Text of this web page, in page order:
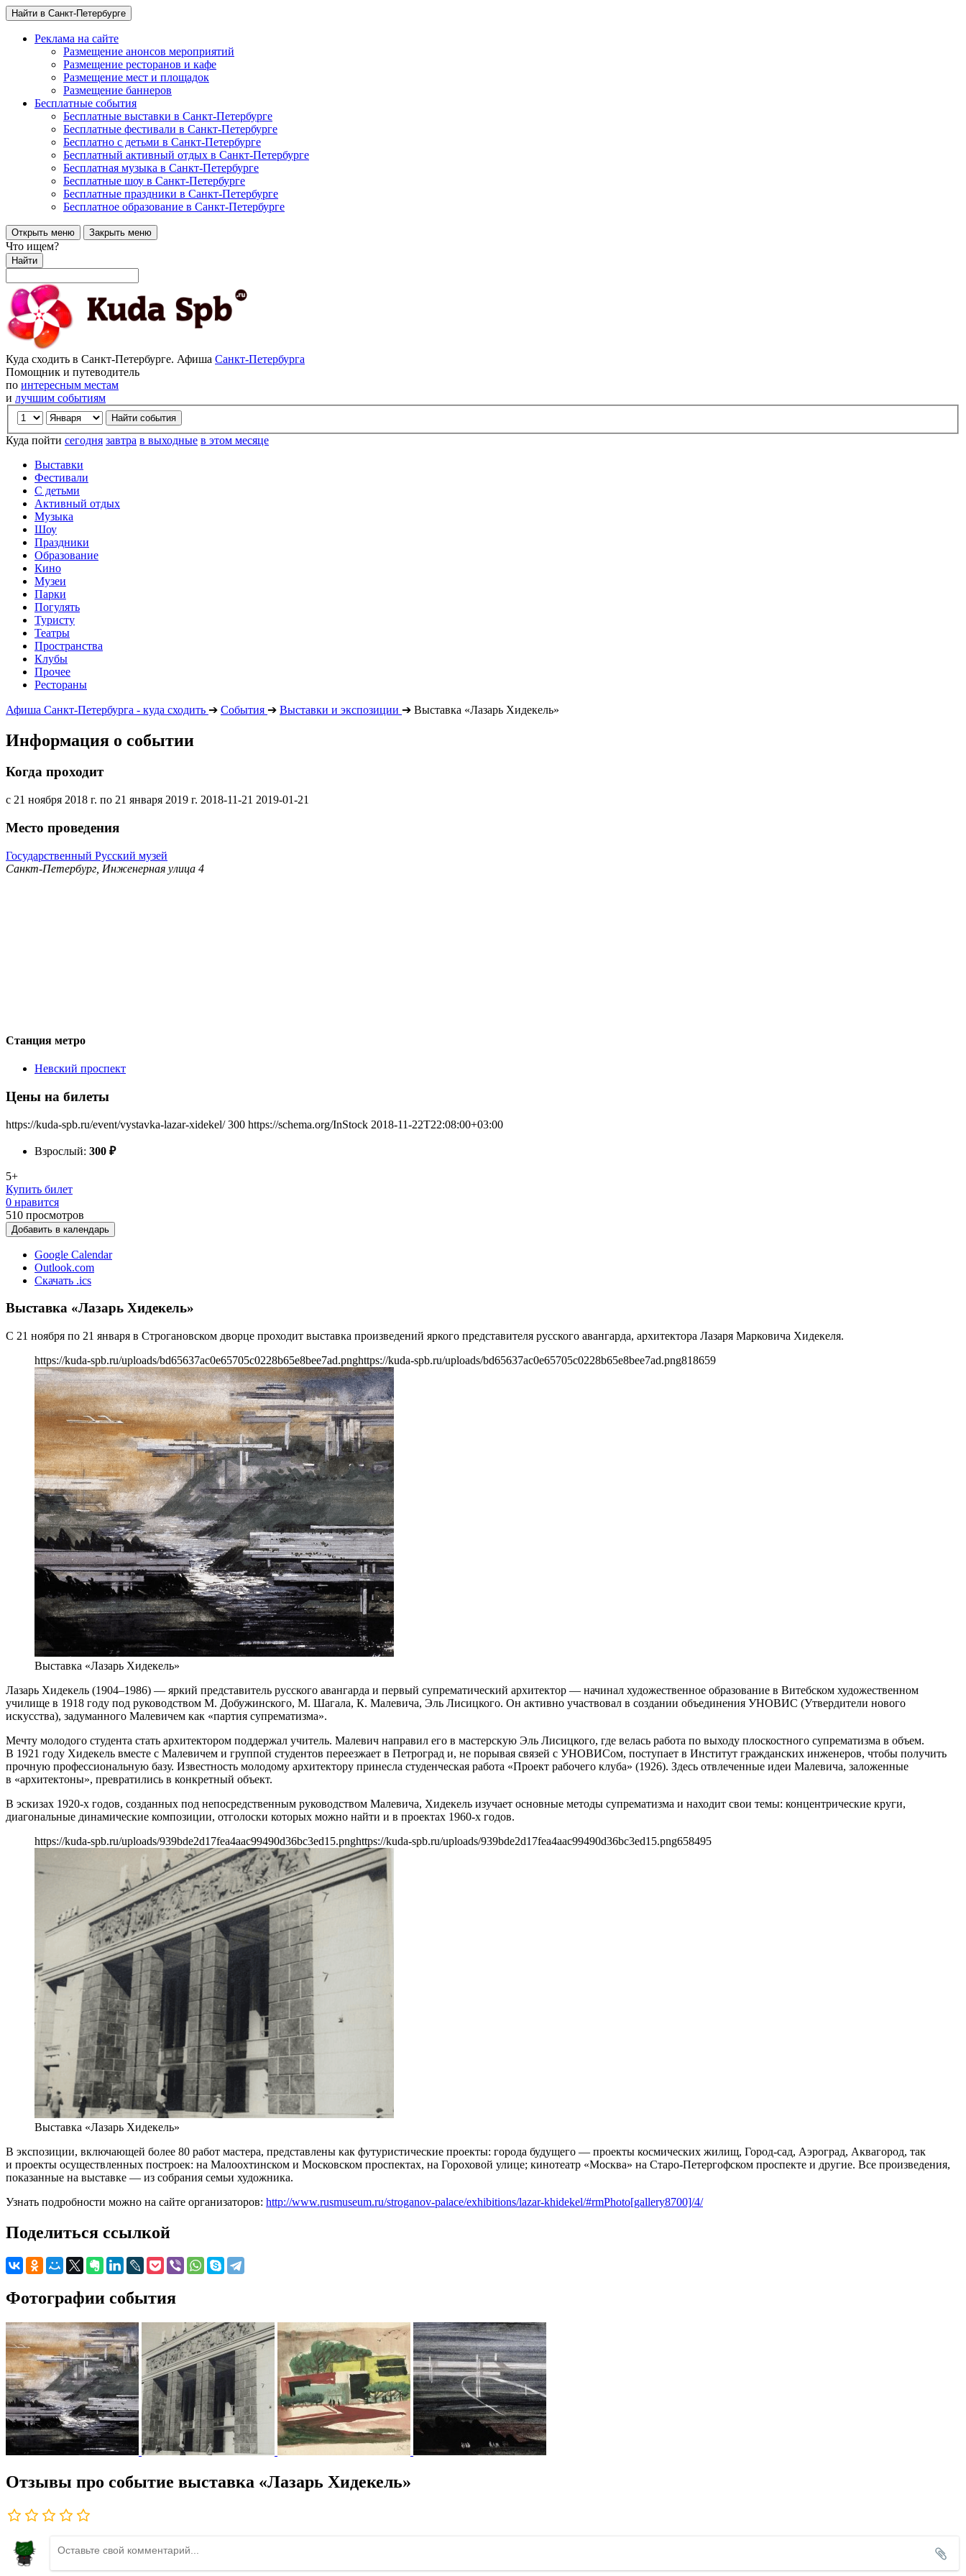
Найти в Санкт-Петербурге
Реклама на сайте
Размещение анонсов мероприятий
Размещение ресторанов и кафе
Размещение мест и площадок
Размещение баннеров
Бесплатные события
Бесплатные выставки в Санкт-Петербурге
Бесплатные фестивали в Санкт-Петербурге
Бесплатно с детьми в Санкт-Петербурге
Бесплатный активный отдых в Санкт-Петербурге
Бесплатная музыка в Санкт-Петербурге
Бесплатные шоу в Санкт-Петербурге
Бесплатные праздники в Санкт-Петербурге
Бесплатное образование в Санкт-Петербурге
Открыть меню Закрыть меню
Что ищем?
Найти
Куда сходить в Санкт-Петербурге. Афиша Санкт-Петербурга
Помощник и путеводитель
по интересным местам
и лучшим событиям
Куда пойти сегодня завтра в выходные в этом месяце
Выставки
Фестивали
С детьми
Активный отдых
Музыка
Шоу
Праздники
Образование
Кино
Музеи
Парки
Погулять
Туристу
Театры
Пространства
Клубы
Прочее
Рестораны
Афиша Санкт-Петербурга - куда сходить ➔ События ➔ Выставки и экспозиции ➔ Выставка «Лазарь Хидекель»
Информация о событии
Когда проходит
с 21 ноября 2018 г. по 21 января 2019 г. 2018-11-21 2019-01-21
Место проведения
Государственный Русский музей
Санкт-Петербург, Инженерная улица 4
Станция метро
Невский проспект
Цены на билеты
https://kuda-spb.ru/event/vystavka-lazar-xidekel/ 300 https://schema.org/InStock 2018-11-22T22:08:00+03:00
Взрослый: 300 ₽
5+
Купить билет
0 нравится
510 просмотров
Добавить в календарь
Google Calendar
Outlook.com
Скачать .ics
Выставка «Лазарь Хидекель»
С 21 ноября по 21 января в Строгановском дворце проходит выставка произведений яркого представителя русского авангарда, архитектора Лазаря Марковича Хидекеля.
https://kuda-spb.ru/uploads/bd65637ac0e65705c0228b65e8bee7ad.pnghttps://kuda-spb.ru/uploads/bd65637ac0e65705c0228b65e8bee7ad.png818659
Выставка «Лазарь Хидекель»
Лазарь Хидекель (1904–1986) — яркий представитель русского авангарда и первый супрематический архитектор — начинал художественное образование в Витебском художественном
училище в 1918 году под руководством М. Добужинского, М. Шагала, К. Малевича, Эль Лисицкого. Он активно участвовал в создании объединения УНОВИС (Утвердители нового
искусства), задуманного Малевичем как «партия супрематизма».
Мечту молодого студента стать архитектором поддержал учитель. Малевич направил его в мастерскую Эль Лисицкого, где велась работа по выходу плоскостного супрематизма в объем.
В 1921 году Хидекель вместе с Малевичем и группой студентов переезжает в Петроград и, не порывая связей с УНОВИСом, поступает в Институт гражданских инженеров, чтобы получить
прочную профессиональную базу. Известность молодому архитектору принесла студенческая работа «Проект рабочего клуба» (1926). Здесь отвлеченные идеи Малевича, заложенные
в «архитектоны», превратились в конкретный объект.
В эскизах 1920-х годов, созданных под непосредственным руководством Малевича, Хидекель изучает основные методы супрематизма и находит свои темы: концентрические круги,
диагональные динамические композиции, отголоски которых можно найти и в проектах 1960-х годов.
https://kuda-spb.ru/uploads/939bde2d17fea4aac99490d36bc3ed15.pnghttps://kuda-spb.ru/uploads/939bde2d17fea4aac99490d36bc3ed15.png658495
Выставка «Лазарь Хидекель»
В экспозиции, включающей более 80 работ мастера, представлены как футуристические проекты: города будущего — проекты космических жилищ, Город-сад, Аэроград, Аквагород, так
и проекты осуществленных построек: на Малоохтинском и Московском проспектах, на Гороховой улице; кинотеатр «Москва» на Старо-Петергофском проспекте и другие. Все произведения,
показанные на выставке — из собрания семьи художника.
Узнать подробности можно на сайте организаторов: http://www.rusmuseum.ru/stroganov-palace/exhibitions/lazar-khidekel/#rmPhoto[gallery8700]/4/
Поделиться ссылкой
Фотографии события
Отзывы про событие выставка «Лазарь Хидекель»